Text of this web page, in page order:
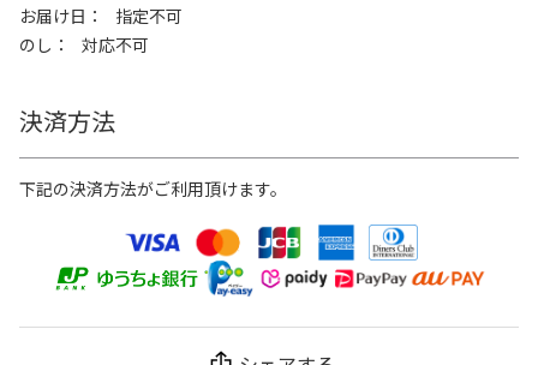
お届け日
指定不可
のし
対応不可
決済方法
下記の決済方法がご利用頂けます。